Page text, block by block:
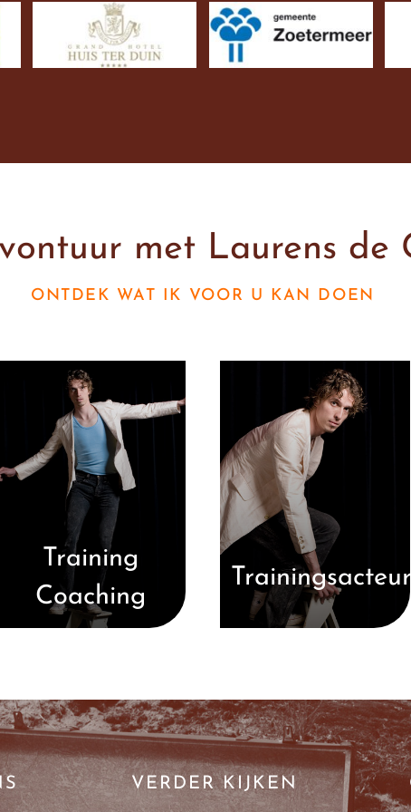
met Laurens de
ONTDEK WAT IK VOOR U KAN DOEN
Training
Coaching
Trainingsacteur
VERDER KIJKEN